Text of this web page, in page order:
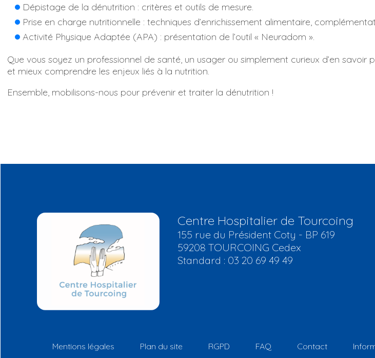
Dépistage de la dénutrition : critères et outils de mesure.
Prise en charge nutritionnelle : techniques d’enrichissement alimentaire,
Activité Physique Adaptée (APA) : présentation de l’outil « Neuradom ».
Que vous soyez un professionnel de santé, un usager ou simplement curieux d’en
et mieux comprendre les enjeux liés à la nutrition.
Ensemble, mobilisons-nous pour prévenir et traiter la dénutrition !
Centre Hospitalier de Tourcoing
155 rue du Président Coty - BP 619
59208 TOURCOING Cedex
Standard : 03 20 69 49 49
Mentions légales Plan du site RGPD FAQ Contact